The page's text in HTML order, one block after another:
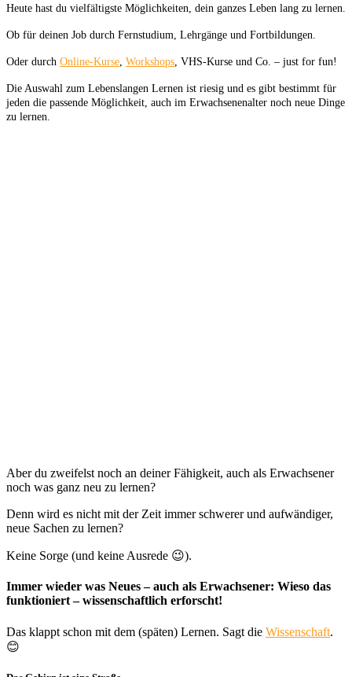
Heute hast du vielfältigste Möglichkeiten, dein ganzes Leben lang zu lernen.
Ob für deinen Job durch Fernstudium, Lehrgänge und Fortbildungen.
Oder durch Online-Kurse Workshops , VHS-Kurse und Co. – just for fun!
Die Auswahl zum Lebenslangen Lernen ist riesig und es gibt bestimmt für
jeden die passende Möglichkeit, auch im Erwachsenenalter noch neue Dinge
zu lernen.
Aber du zweifelst noch an deiner Fähigkeit, auch als Erwachsener
noch was ganz neu zu lernen?
Denn wird es nicht mit der Zeit immer schwerer und aufwändiger,
neue Sachen zu lernen?
Keine Sorge (und keine Ausrede 😉).
Immer wieder was Neues – auch als Erwachsener: Wieso das
funktioniert – wissenschaftlich erforscht!
Das klappt schon mit dem (späten) Lernen. Sagt die Wissenschaft.
😊